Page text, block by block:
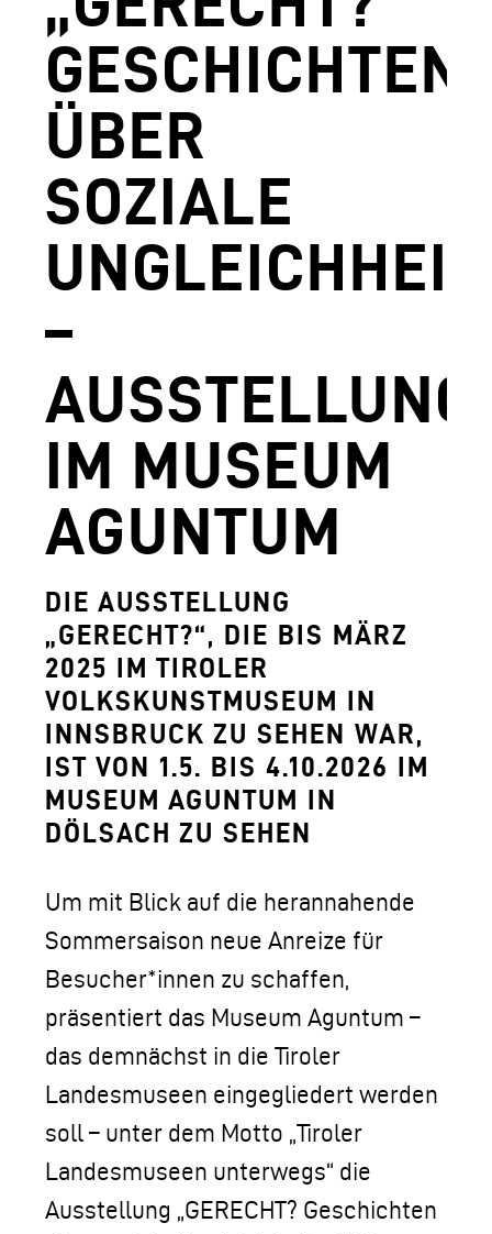
DOWNLOADS
FERDINANDEUM
HOFKIRCHE
DAS TIROL PANORAMA MIT
SAMMLUNGS- UND
GESCHÄFTSFÜHRUNG
LOGO DER TLM
KONTAKT
GESCHICHTEN
ÜBER
SOZIALE
–
AUSSTELLUNG
IM MUSEUM
AGUNTUM
DIE AUSSTELLUNG
„GERECHT?“, DIE BIS MÄRZ
2025 IM TIROLER
VOLKSKUNSTMUSEUM IN
INNSBRUCK ZU SEHEN WAR,
IST VON 1.5. BIS 4.10.2026 IM
MUSEUM AGUNTUM IN
DÖLSACH ZU SEHEN
Um mit Blick auf die herannahende
Sommersaison neue Anreize für
Besucher*innen zu schaffen,
präsentiert das Museum Aguntum –
das demnächst in die Tiroler
Landesmuseen eingegliedert werden
soll – unter dem Motto „Tiroler
Landesmuseen unterwegs“ die
Ausstellung „GERECHT? Geschichten